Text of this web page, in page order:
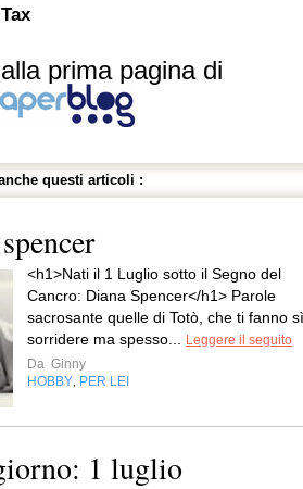
prima pagina di
questi articoli :
<h1>Nati il 1 Luglio sotto il Segno del
Cancro: Diana Spencer</h1> Parole
sacrosante quelle di Totò, che ti fanno sì
sorridere ma spesso...
Leggere il seguito
Da Ginny
HOBBY PER LEI
1 luglio